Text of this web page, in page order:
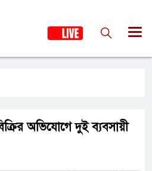
অভিযোগে দুই ব্যবসায়ী